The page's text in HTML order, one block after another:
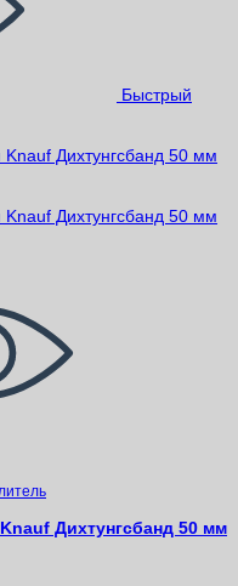
Быстрый
Дихтунгсбанд 50 мм